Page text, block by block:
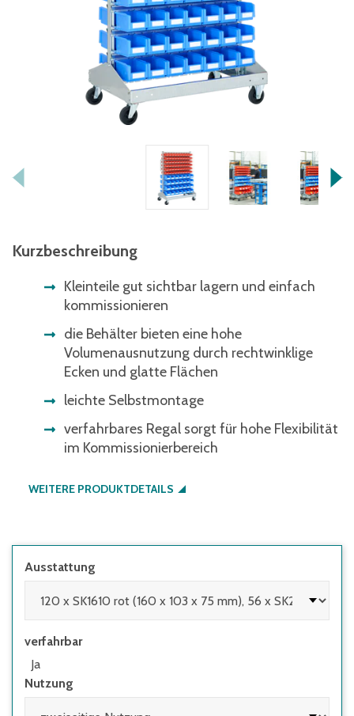
Kurzbeschreibung
Kleinteile gut sichtbar lagern und einfach
kommissionieren
die Behälter bieten eine hohe
Volumenausnutzung durch rechtwinklige
Ecken und glatte Flächen
leichte Selbstmontage
verfahrbares Regal sorgt für hohe Flexibilität
im Kommissionierbereich
WEITERE PRODUKTDETAILS
Ausstattung
verfahrbar
Ja
Nutzung